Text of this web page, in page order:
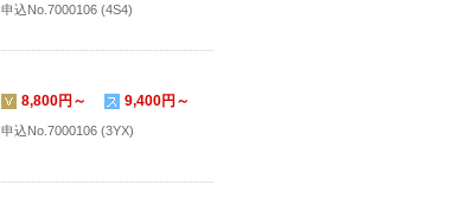
申込No.7000106 (4S4)
8,800円～ 9,400円～
申込No.7000106 (3YX)